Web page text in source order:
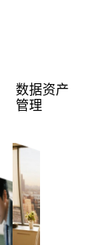
数据资产
管理